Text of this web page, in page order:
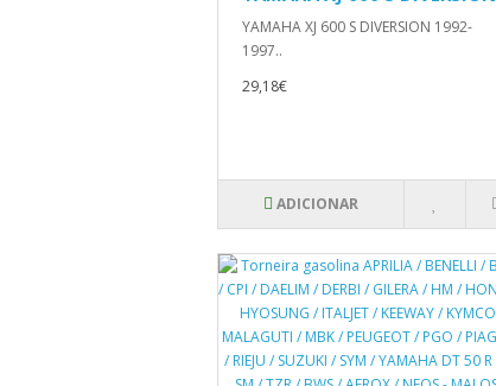
YAMAHA XJ 600 S DIVERSION 1992-
1997..
29,18€
ADICIONAR